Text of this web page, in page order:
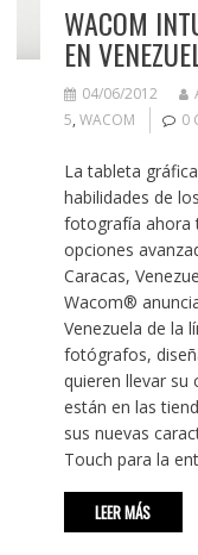
WACOM
EN
04/06/2012
5, WACOM 0
La tableta
habilidades de
fotografía ahora
opciones
Caracas,
Wacom®
Venezuela de la
fotógrafos,
quieren llevar su
están en las
sus nuevas
Touch para la
LEER MÁS